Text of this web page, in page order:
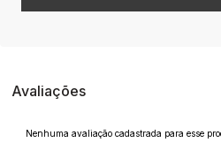
Avaliações
Nenhuma avaliação cadastrada para esse